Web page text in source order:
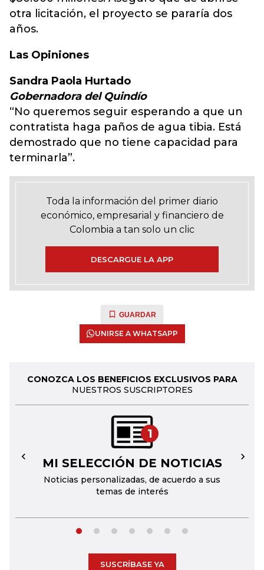
otra licitación, el proyecto se pararía dos
años.
Las Opiniones
Sandra Paola Hurtado
Gobernadora del Quindío
“No queremos seguir esperando a que un
contratista haga paños de agua tibia. Está
demostrado que no tiene capacidad para
terminarla”.
Toda la información del primer diario
económico, empresarial y financiero de
Colombia a tan solo un clic
DESCARGUE LA APP
GUARDAR
UNIRSE A WHATSAPP
CONOZCA LOS BENEFICIOS EXCLUSIVOS PARA
NUESTROS SUSCRIPTORES
1
MI SELECCIÓN DE NOTICIAS
Noticias personalizadas, de acuerdo a sus
temas de interés
← →
SUSCRÍBASE YA